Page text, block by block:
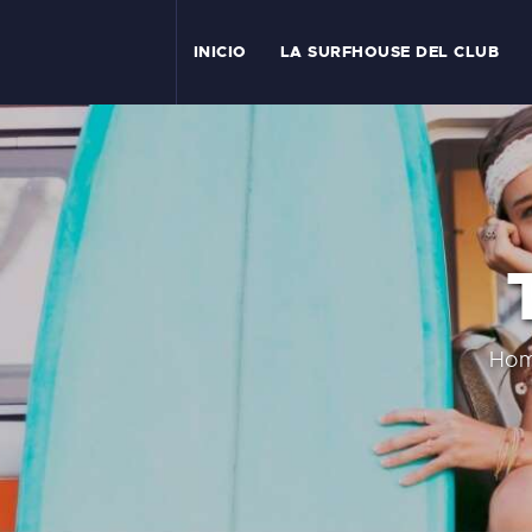
INICIO LA SURFHOUSE DEL CLUB